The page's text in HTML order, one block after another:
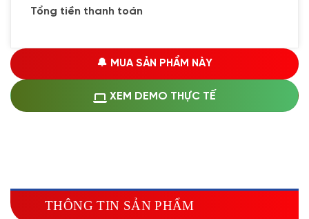
Cài đặt plugin theo yêu cầu
Cài plugin xử lý thanh toán tự động qua
ngân hàng vietcombank, techcombank,
Zalopay, QR code...(+1.500.000 VND)
🔰 MUA KÈM DỊCH VỤ
theme kèm hosting trong năm đầu sử dụng dịch vụ
hosting
Tổng tiền thanh toán
🔔 MUA SẢN PHẨM NÀY
XEM DEMO THỰC TẾ
THÔNG TIN SẢN PHẨM